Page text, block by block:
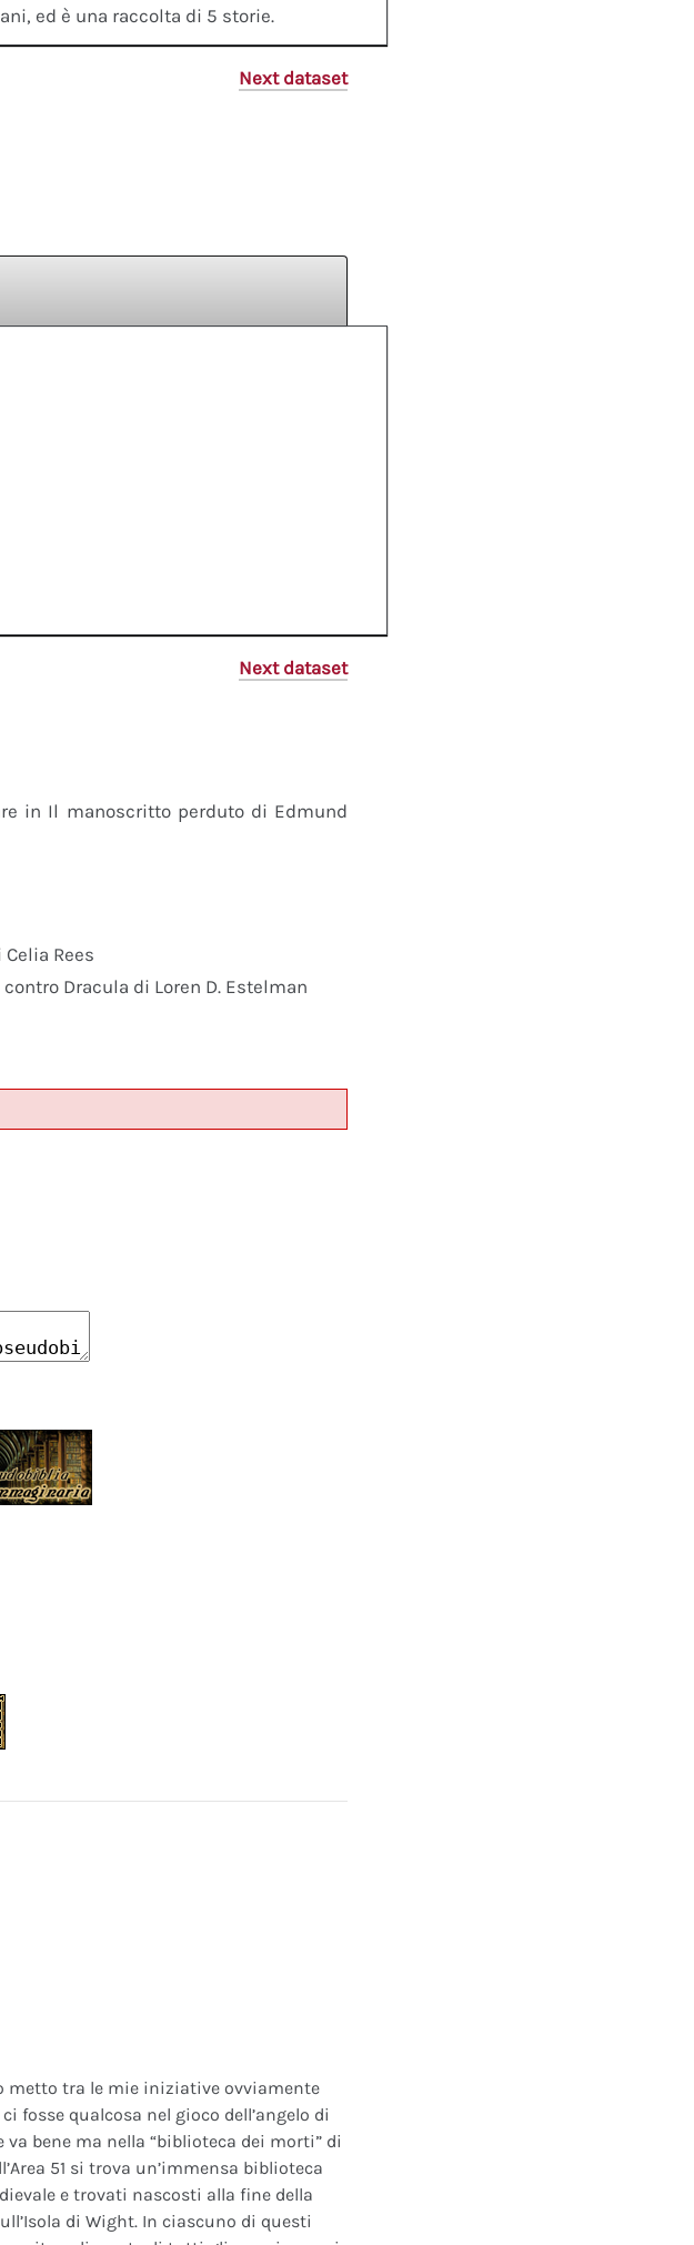
ed è una raccolta di 5 storie.
Next dataset
Next dataset
in Il manoscritto perduto di Edmund
Rees
Dracula di Loren D. Estelman
metto tra le mie iniziative ovviamente
fosse qualcosa nel gioco dell’angelo di
bene ma nella “biblioteca dei morti” di
51 si trova un’immensa biblioteca
e trovati nascosti alla fine della
di Wight. In ciascuno di questi